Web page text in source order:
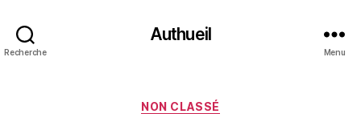
Recherche
Authueil
Menu
Catégories
NON CLASSÉ